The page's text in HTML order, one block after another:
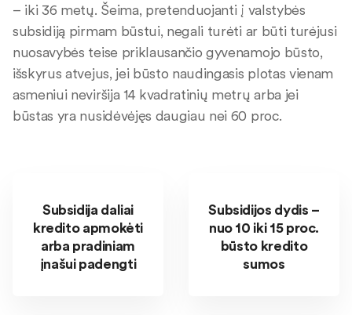
– iki 36 metų. Šeima, pretenduojanti į valstybės
subsidiją pirmam būstui, negali turėti ar būti turėjusi
nuosavybės teise priklausančio gyvenamojo būsto,
išskyrus atvejus, jei būsto naudingasis plotas vienam
asmeniui neviršija 14 kvadratinių metrų arba jei
būstas yra nusidėvėjęs daugiau nei 60 proc.
Subsidija daliai
kredito apmokėti
arba pradiniam
įnašui padengti
Subsidijos dydis –
nuo 10 iki 15 proc.
būsto kredito
sumos